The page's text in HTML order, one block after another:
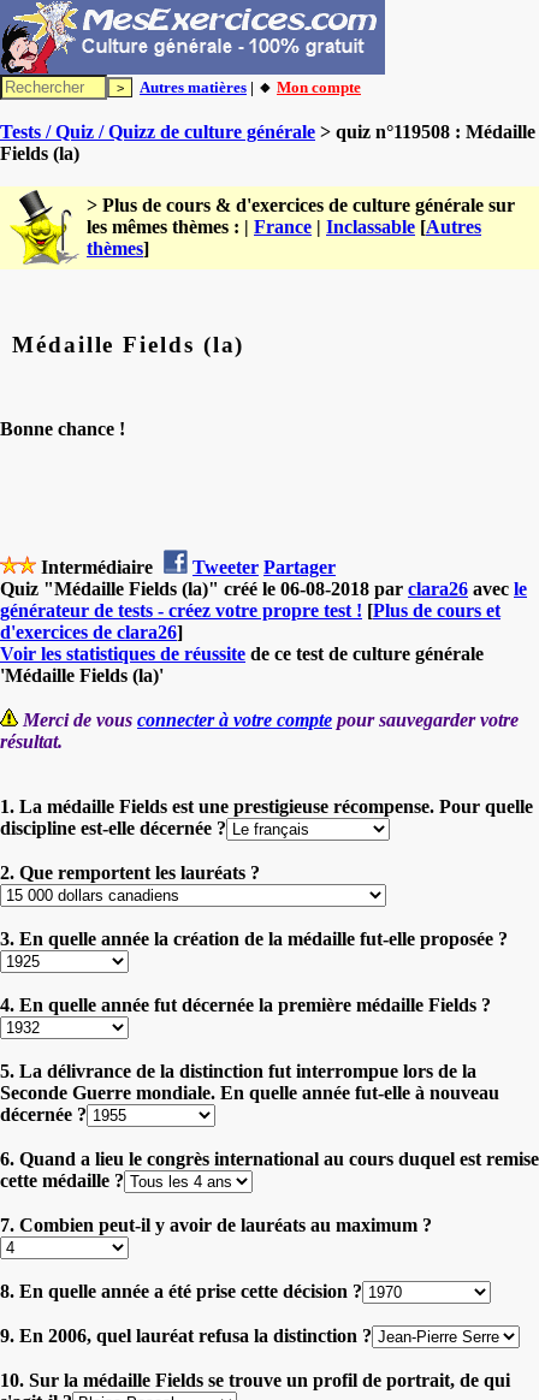
Autres matières | 🔸 Mon compte
Tests / Quiz / Quizz de culture générale > quiz n°119508 : Médaille
Fields (la)
> Plus de cours & d'exercices de culture générale sur
les mêmes thèmes : | France | Inclassable [Autres
thèmes]
Médaille Fields (la)
Bonne chance !
Intermédiaire Tweeter Partager
Quiz "Médaille Fields (la)" créé le 06-08-2018 par clara26 avec le
générateur de tests - créez votre propre test ! [Plus de cours et
d'exercices de clara26]
Voir les statistiques de réussite de ce test de culture générale
'Médaille Fields (la)'
Merci de vous connecter à votre compte pour sauvegarder votre
résultat.
1. La médaille Fields est une prestigieuse récompense. Pour quelle
discipline est-elle décernée ?
2. Que remportent les lauréats ?
3. En quelle année la création de la médaille fut-elle proposée ?
4. En quelle année fut décernée la première médaille Fields ?
5. La délivrance de la distinction fut interrompue lors de la
Seconde Guerre mondiale. En quelle année fut-elle à nouveau
décernée ?
6. Quand a lieu le congrès international au cours duquel est remise
cette médaille ?
7. Combien peut-il y avoir de lauréats au maximum ?
8. En quelle année a été prise cette décision ?
9. En 2006, quel lauréat refusa la distinction ?
10. Sur la médaille Fields se trouve un profil de portrait, de qui